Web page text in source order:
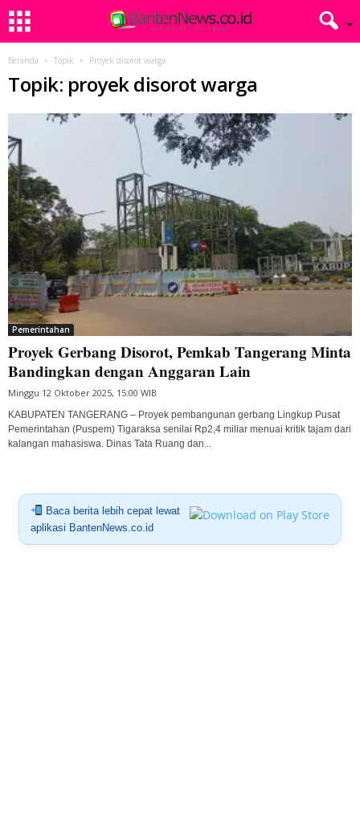
Beranda Topik Proyek disorot warga
Topik: proyek disorot warga
Pemerintahan
Proyek Gerbang Disorot, Pemkab Tangerang Minta
Bandingkan dengan Anggaran Lain
Minggu 12 Oktober 2025, 15:00 WIB
KABUPATEN TANGERANG – Proyek pembangunan gerbang Lingkup Pusat
Pemerintahan (Puspem) Tigaraksa senilai Rp2,4 miliar menuai kritik tajam dari
kalangan mahasiswa. Dinas Tata Ruang dan...
Baca berita lebih cepat lewat
aplikasi BantenNews.co.id